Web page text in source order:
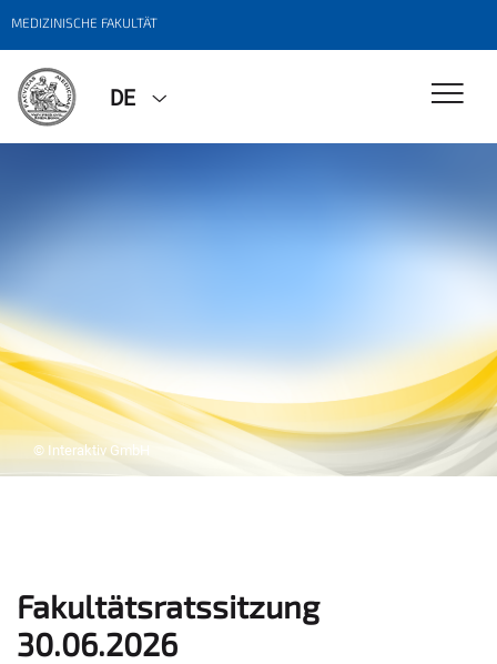
MEDIZINISCHE FAKULTÄT
DE
© Interaktiv GmbH
Fakultätsratssitzung
30.06.2026